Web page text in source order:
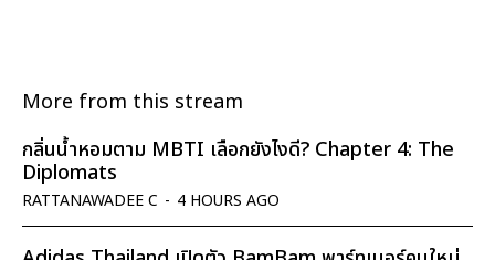
More from this stream
กลิ่นน้ำหอมตาม MBTI เลือกยังไงดี? Chapter 4: The
Diplomats
RATTANAWADEE C - 4 HOURS AGO